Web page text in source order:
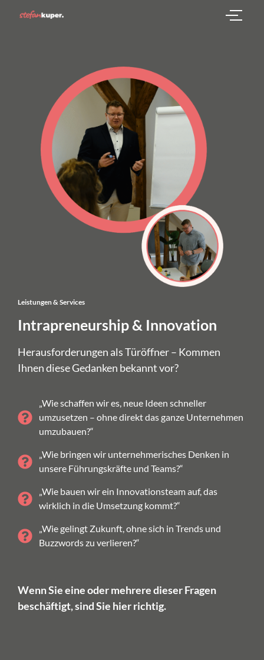
Leistungen & Services
Intrapreneurship & Innovation
Herausforderungen als Türöffner – Kommen
Ihnen diese Gedanken bekannt vor?
„Wie schaffen wir es, neue Ideen schneller
umzusetzen – ohne direkt das ganze Unternehmen
umzubauen?“
„Wie bringen wir unternehmerisches Denken in
unsere Führungskräfte und Teams?“
„Wie bauen wir ein Innovationsteam auf, das
wirklich in die Umsetzung kommt?“
„Wie gelingt Zukunft, ohne sich in Trends und
Buzzwords zu verlieren?“
Wenn Sie eine oder mehrere dieser Fragen
beschäftigt, sind Sie hier richtig.